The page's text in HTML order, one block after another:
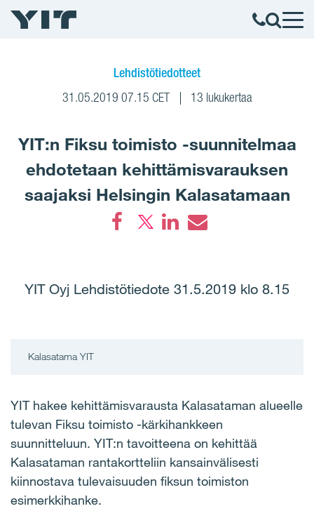
Lehdistötiedotteet
31.05.2019 07.15 CET 13 lukukertaa
YIT:n Fiksu toimisto -suunnitelmaa
ehdotetaan kehittämisvarauksen
saajaksi Helsingin Kalasatamaan
YIT Oyj Lehdistötiedote 31.5.2019 klo 8.15
Kalasatama YIT
YIT hakee kehittämisvarausta Kalasataman alueelle
tulevan Fiksu toimisto -kärkihankkeen
suunnitteluun. YIT:n tavoitteena on kehittää
Kalasataman rantakortteliin kansainvälisesti
kiinnostava tulevaisuuden fiksun toimiston
esimerkkihanke.